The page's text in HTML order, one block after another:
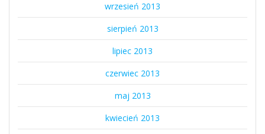
wrzesień 2013
sierpień 2013
lipiec 2013
czerwiec 2013
maj 2013
kwiecień 2013